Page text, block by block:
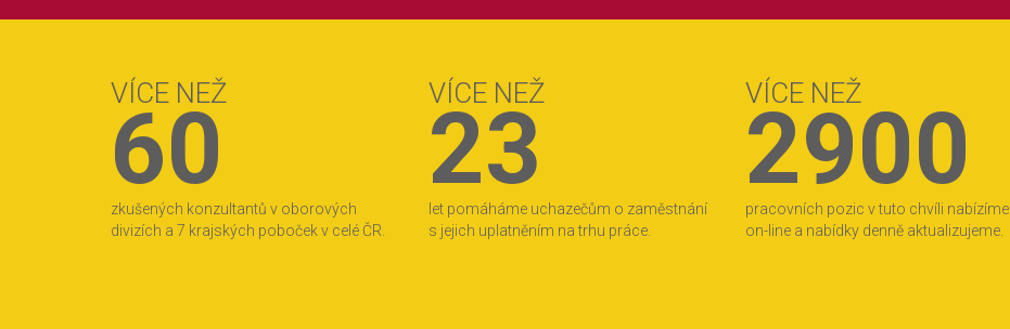
VÍCE NEŽ
60
zkušených konzultantů v oborových
divizích a 7 krajských poboček v celé ČR.
VÍCE NEŽ
23
let pomáháme uchazečům o zaměstnání
s jejich uplatněním na trhu práce.
VÍCE NEŽ
2900
pracovních pozic v tuto chvíli nabízíme
on-line a nabídky denně aktualizujeme.